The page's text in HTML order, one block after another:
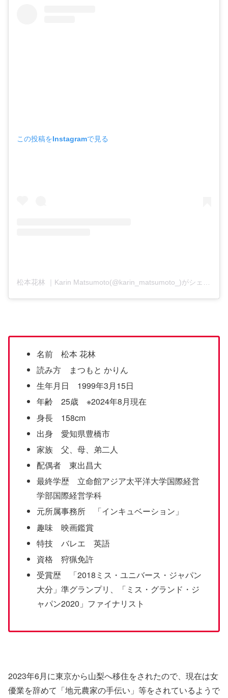
この投稿をInstagramで見る
名前 松本 花林
読み方 まつもと かりん
生年月日 1999年3月15日
年齢 25歳 ※2024年8月現在
身長 158cm
出身 愛知県豊橋市
家族 父、母、弟二人
配偶者 東出昌大
最終学歴 立命館アジア太平洋大学国際経営
学部国際経営学科
元所属事務所 「インキュベーション」
趣味 映画鑑賞
特技 バレエ 英語
資格 狩猟免許
受賞歴 「2018ミス・ユニバース・ジャパン
大分」準グランプリ、「ミス・グランド・ジ
ャパン2020」ファイナリスト
2023年6月に東京から山梨へ移住をされたので、現在は女
優業を辞めて「地元農家の手伝い」等をされているようで